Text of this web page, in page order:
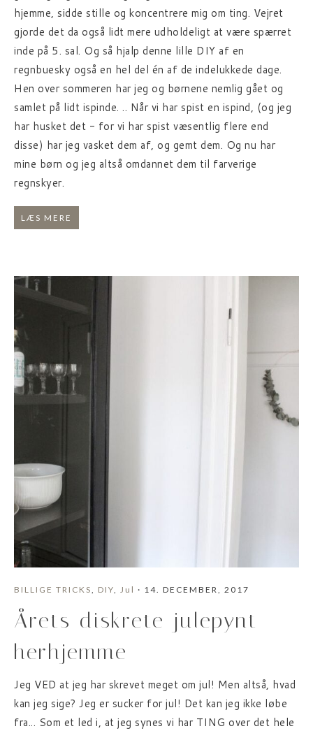
hjemme, sidde stille og koncentrere mig om ting. Vejret
gjorde det da også lidt mere udholdeligt at være spærret
inde på 5. sal. Og så hjalp denne lille DIY af en
regnbuesky også en hel del én af de indelukkede dage.
Hen over sommeren har jeg og børnene nemlig gået og
samlet på lidt ispinde. .. Når vi har spist en ispind, (og jeg
har husket det - for vi har spist væsentlig flere end
disse) har jeg vasket dem af, og gemt dem. Og nu har
mine børn og jeg altså omdannet dem til farverige
regnskyer.
LÆS MERE
BILLIGE TRICKS, DIY, Jul · 14. DECEMBER, 2017
Årets diskrete julepynt
herhjemme
Jeg VED at jeg har skrevet meget om jul! Men altså, hvad
kan jeg sige? Jeg er sucker for jul! Det kan jeg ikke løbe
fra... Som et led i, at jeg synes vi har TING over det hele